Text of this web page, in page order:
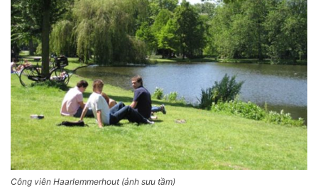
Công viên Haarlemmerhout (ảnh sưu tầm)